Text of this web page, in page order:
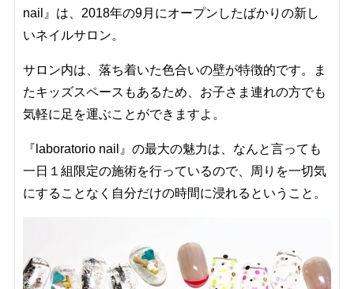
nail』は、2018年の9月にオープンしたばかりの新し
いネイルサロン。
サロン内は、落ち着いた色合いの壁が特徴的です。ま
たキッズスペースもあるため、お子さま連れの方でも
気軽に足を運ぶことができますよ。
『laboratorio nail』の最大の魅力は、なんと言っても
一日１組限定の施術を行っているので、周りを一切気
にすることなく自分だけの時間に浸れるということ。